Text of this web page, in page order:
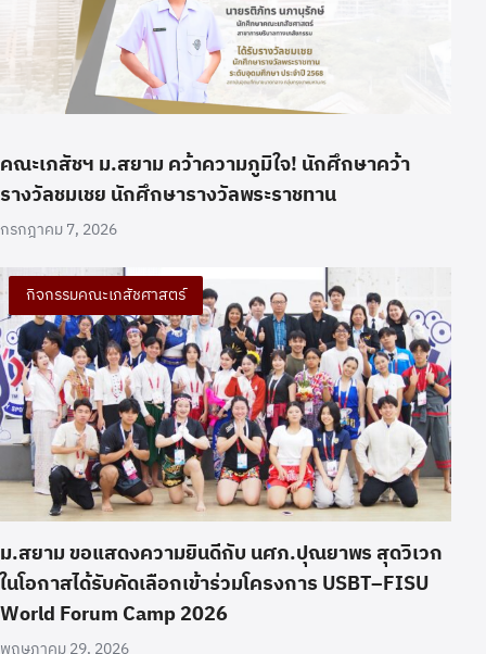
คณะเภสัชฯ ม.สยาม คว้าความภูมิใจ! นักศึกษาคว้า
รางวัลชมเชย นักศึกษารางวัลพระราชทาน
กรกฎาคม 7, 2026
กิจกรรมคณะเภสัชศาสตร์
ม.สยาม ขอแสดงความยินดีกับ นศภ.ปุณยาพร สุดวิเวก
ในโอกาสได้รับคัดเลือกเข้าร่วมโครงการ USBT–FISU
World Forum Camp 2026